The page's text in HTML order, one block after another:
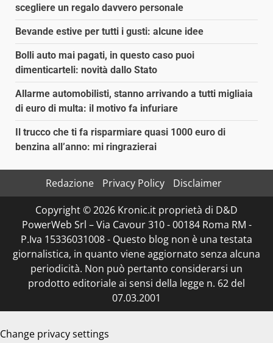
scegliere un regalo davvero personale
Bevande estive per tutti i gusti: alcune idee
Bolli auto mai pagati, in questo caso puoi
dimenticarteli: novità dallo Stato
Allarme automobilisti, stanno arrivando a tutti migliaia
di euro di multa: il motivo fa infuriare
Il trucco che ti fa risparmiare quasi 1000 euro di
benzina all’anno: mi ringrazierai
Redazione Privacy Policy
Disclaimer
Copyright © 2026 Kronic.it proprietà di D&D
PowerWeb Srl – Via Cavour 310 - 00184 Roma RM -
P.Iva 15336031008 - Questo blog non è una testata
giornalistica, in quanto viene aggiornato senza alcuna
periodicità. Non può pertanto considerarsi un
prodotto editoriale ai sensi della legge n. 62 del
07.03.2001
Change privacy settings